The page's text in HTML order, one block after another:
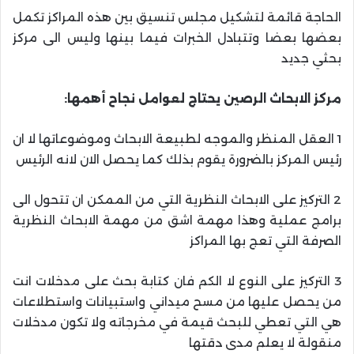
الحاجة قائمة لتشكيل مجلس تنسيق بين هذه المراكز تكمل
بعضها بعضا وتتبادل الخبرات فيما بينها وليس الى مركز
بحثي جديد
مركز الابحاث الرصين يحتاج لعوامل نجاح أهمها:
1 العقل المنظر والموجه لطبيعة الابحاث وموضوعاتها لا ان
رئيس المركز بالضرورة يقوم بذلك كما يحصل الان لانه الرئيس
2 التركيز على الابحاث النظرية التي من الممكن ان تتحول الى
برامج عملية وهذا مهمة اشق من مهمة الابحاث النظرية
الصرفة التي تعج بها المراكز
3 التركيز على النوع لا الكم فان كتابة بحث على مدخلات انت
من يحصل عليها من مسح ميداني واستبيانات واستطلاعات
هي التي تعطي للبحث قيمة في مخرجاته ولا تكون مدخلات
منقولة لا يعلم مدى دقتها